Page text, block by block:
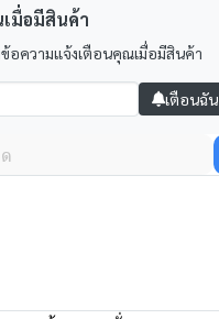
มื่อมีสินค้า
ข้อความแจ้งเตือนคุณเมื่อมีสินค้า
เตือนฉัน